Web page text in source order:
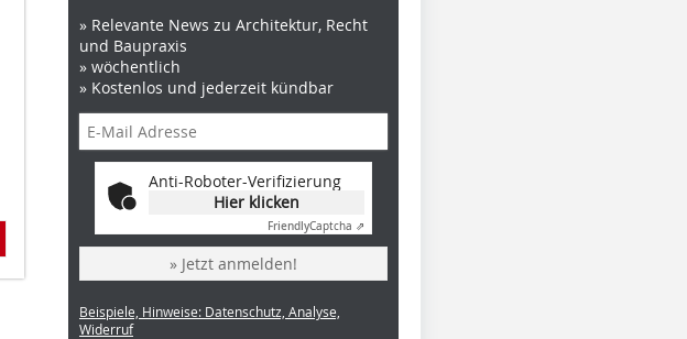
» Relevante News zu Architektur, Recht
und Baupraxis
» wöchentlich
» Kostenlos und jederzeit kündbar
Anti-Roboter-Verifizierung
Hier klicken
FriendlyCaptcha ⇗
» Jetzt anmelden!
Beispiele, Hinweise: Datenschutz, Analyse,
Widerruf